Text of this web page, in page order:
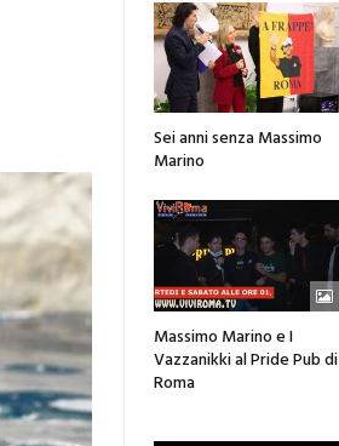
Sei anni senza Massimo
Marino
Massimo Marino e I
Vazzanikki al Pride Pub di
Roma